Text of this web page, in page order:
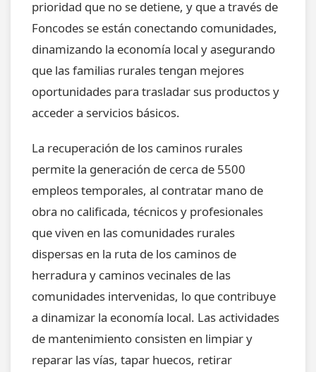
prioridad que no se detiene, y que a través de
Foncodes se están conectando comunidades,
dinamizando la economía local y asegurando
que las familias rurales tengan mejores
oportunidades para trasladar sus productos y
acceder a servicios básicos.
La recuperación de los caminos rurales
permite la generación de cerca de 5500
empleos temporales, al contratar mano de
obra no calificada, técnicos y profesionales
que viven en las comunidades rurales
dispersas en la ruta de los caminos de
herradura y caminos vecinales de las
comunidades intervenidas, lo que contribuye
a dinamizar la economía local. Las actividades
de mantenimiento consisten en limpiar y
reparar las vías, tapar huecos, retirar